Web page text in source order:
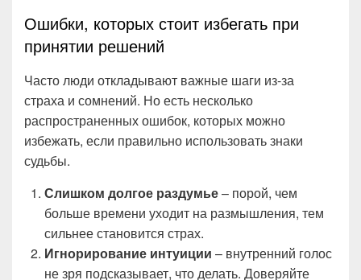
Ошибки, которых стоит избегать при
принятии решений
Часто люди откладывают важные шаги из-за
страха и сомнений. Но есть несколько
распространенных ошибок, которых можно
избежать, если правильно использовать знаки
судьбы.
Слишком долгое раздумье– порой, чем
больше времени уходит на размышления, тем
сильнее становится страх.
Игнорирование интуиции – внутренний голос
не зря подсказывает, что делать. Доверяйте